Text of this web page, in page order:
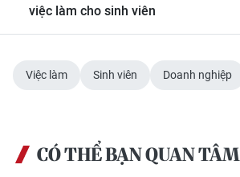
한국어
việc làm cho sinh viên
Việc làm Sinh viên Doanh nghiệp
CÓ THỂ BẠN QUAN TÂM